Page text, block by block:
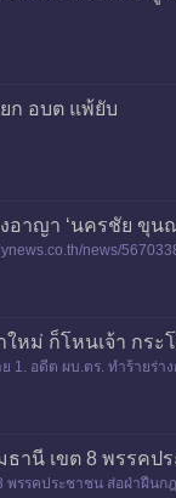
ก อบต แพ้ยับ
อาญา ‘นครชัย ขุน
news/
หม่ ก็โหนเจ้า กระ
อดีต ผบ.ตร. ทำร้ายร่า
ธานี เขต 8 พรรค
พรรคประชาชน ส่อฝ่าฝืน